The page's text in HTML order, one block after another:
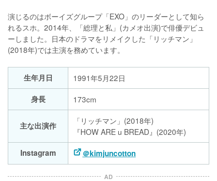
演じるのはボーイズグループ「EXO」のリーダーとして知ら
れるスホ。2014年、「総理と私」(カメオ出演)で俳優デビュ
ーしました。日本のドラマをリメイクした「リッチマン」
(2018年)では主演を務めています。
生年月日
1991年5月22日
身長
173cm
主な出演作
「リッチマン」(2018年)
『HOW ARE u BREAD』(2020年)
Instagram
＠kimjuncotton
AD